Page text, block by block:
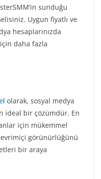
sunduğu
Uygun fiyatlı ve
hesaplarınızda
daha fazla
olarak, sosyal medya
ideal bir çözümdür. En
için mükemmel
görünürlüğünü
bir araya